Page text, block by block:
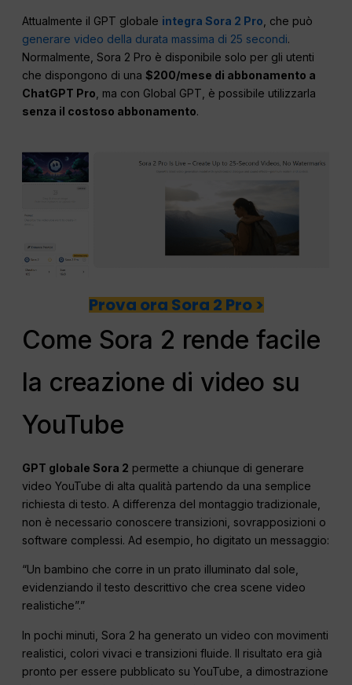
Attualmente il GPT globale integra Sora 2 Pro, che può
generare video della durata massima di 25 secondi.
Normalmente, Sora 2 Pro è disponibile solo per gli utenti
che dispongono di una$200/mese di abbonamento a
ChatGPT Pro, ma con Global GPT, è possibile utilizzarla
senza il costoso abbonamento.
Prova ora Sora 2 Pro >
Come Sora 2 rende facile
la creazione di video su
YouTube
GPT globale Sora 2 permette a chiunque di generare
video YouTube di alta qualità partendo da una semplice
richiesta di testo. A differenza del montaggio tradizionale,
non è necessario conoscere transizioni, sovrapposizioni o
software complessi. Ad esempio, ho digitato un messaggio:
“Un bambino che corre in un prato illuminato dal sole,
evidenziando il testo descrittivo che crea scene video
realistiche”.”
In pochi minuti, Sora 2 ha generato un video con movimenti
realistici, colori vivaci e transizioni fluide. Il risultato era già
pronto per essere pubblicato su YouTube, a dimostrazione